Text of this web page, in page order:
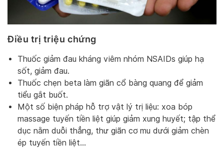
Điều trị triệu chứng
Thuốc giảm đau kháng viêm nhóm NSAIDs giúp hạ
sốt, giảm đau.
Thuốc chẹn beta làm giãn cổ bàng quang để giảm
tiểu gắt buốt.
Một số biện pháp hỗ trợ vật lý trị liệu: xoa bóp
massage tuyến tiền liệt giúp giảm xung huyết; tập thể
dục nằm duỗi thẳng, thư giãn cơ mu dưới giảm chèn
ép tuyến tiền liệt…